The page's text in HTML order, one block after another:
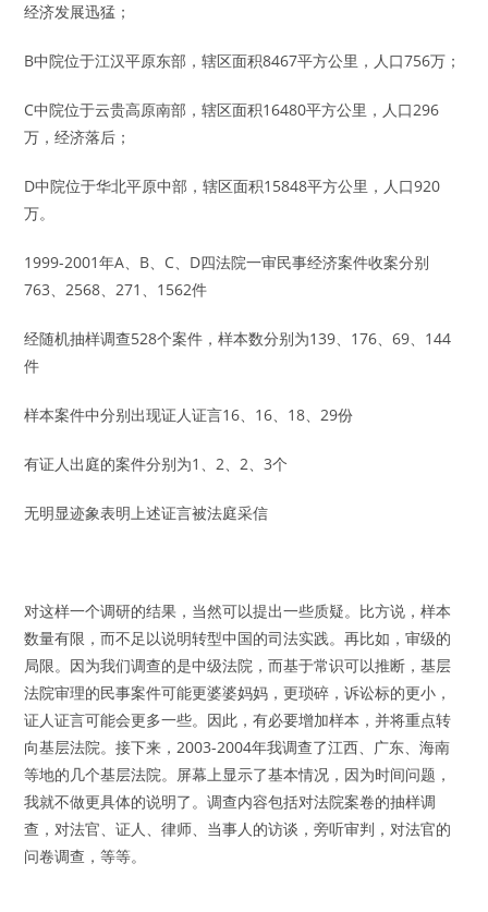
经济发展迅猛；
B中院位于江汉平原东部，辖区面积8467平方公里，人口756万；
C中院位于云贵高原南部，辖区面积16480平方公里，人口296
万，经济落后；
D中院位于华北平原中部，辖区面积15848平方公里，人口920
万。
1999-2001年A、B、C、D四法院一审民事经济案件收案分别
763、2568、271、1562件
经随机抽样调查528个案件，样本数分别为139、176、69、144
件
样本案件中分别出现证人证言16、16、18、29份
有证人出庭的案件分别为1、2、2、3个
无明显迹象表明上述证言被法庭采信
对这样一个调研的结果，当然可以提出一些质疑。比方说，样本
数量有限，而不足以说明转型中国的司法实践。再比如，审级的
局限。因为我们调查的是中级法院，而基于常识可以推断，基层
法院审理的民事案件可能更婆婆妈妈，更琐碎，诉讼标的更小，
证人证言可能会更多一些。因此，有必要增加样本，并将重点转
向基层法院。接下来，2003-2004年我调查了江西、广东、海南
等地的几个基层法院。屏幕上显示了基本情况，因为时间问题，
我就不做更具体的说明了。调查内容包括对法院案卷的抽样调
查，对法官、证人、律师、当事人的访谈，旁听审判，对法官的
问卷调查，等等。